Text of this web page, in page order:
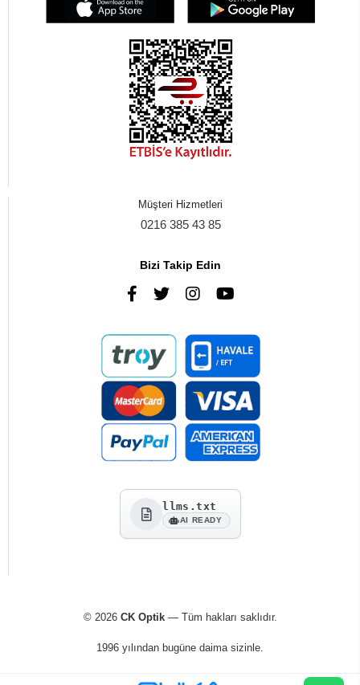
Müşteri Hizmetleri
0216 385 43 85
Bizi Takip Edin
llms.txt
AI READY
© 2026 CK Optik— Tüm hakları saklıdır.
1996 yılından bugüne daima sizinle.